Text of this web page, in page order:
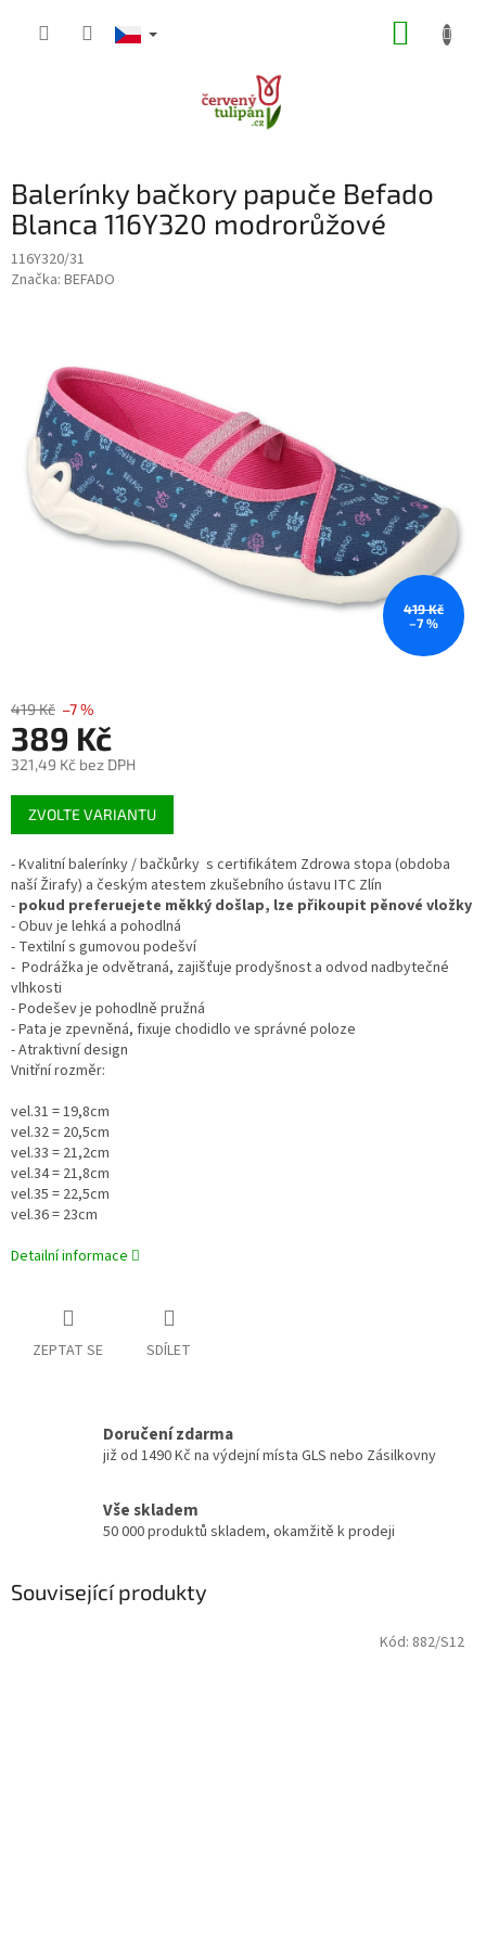
Balerínky bačkory papuče Befado
Blanca 116Y320 modrorůžové
116Y320/31
Značka: BEFADO
419 Kč
–7 %
419 Kč –7 %
389 Kč
321,49 Kč bez DPH
Měrná
cena:
ZVOLTE VARIANTU
- Kvalitní balerínky / bačkůrky s certifikátem Zdrowa stopa (obdoba
naší Žirafy) a českým atestem zkušebního ústavu ITC Zlín
- pokud preferuejete měkký došlap, lze přikoupit pěnové vložky
- Obuv je lehká a pohodlná
- Textilní s gumovou podešví
- Podrážka je odvětraná, zajišťuje prodyšnost a odvod nadbytečné
vlhkosti
- Podešev je pohodlně pružná
- Pata je zpevněná, fixuje chodidlo ve správné poloze
- Atraktivní design
Vnitřní rozměr:
vel.31 = 19,8cm
vel.32 = 20,5cm
vel.33 = 21,2cm
vel.34 = 21,8cm
vel.35 = 22,5cm
vel.36 = 23cm
Detailní informace
ZEPTAT SE SDÍLET
Doručení zdarma
již od 1490 Kč na výdejní místa GLS nebo Zásilkovny
Vše skladem
50 000 produktů skladem, okamžitě k prodeji
Související produkty
Kód: 882/S12